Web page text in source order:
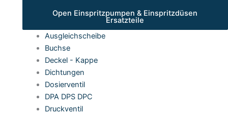
Open Einspritzpumpen & Einspritzdüsen
Ersatzteile
Ausgleichscheibe
Buchse
Deckel - Kappe
Dichtungen
Dosierventil
DPA DPS DPC
Druckventil